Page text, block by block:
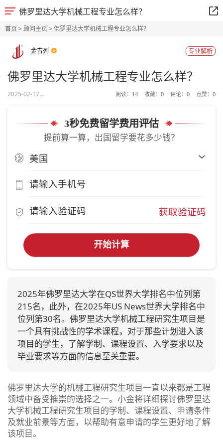
佛罗里达大学机械工程专业怎么样？
首页> 顾问主页> 佛罗里达大学机械工程专业怎么样？
金吉列 专业解析
佛罗里达大学机械工程专业怎么样？
2025-02-17... 阅读： 14 收藏： 0 评论： 0 点赞： 0
3秒免费留学费用评估
提前算一算，出国留学要花多少钱？
获取验证码
开始计算
‌2025年佛罗里达大学在QS世界大学排名中位列第
215名‌‌，此外，在2025年US News世界大学排名中
位列第30名‌。佛罗里达大学机械工程研究生项目是
一个具有挑战性的学术课程，对于那些计划进入该
项目的学生，了解学制、课程设置、入学要求以及
毕业要求等方面的信息至关重要。
佛罗里达大学的机械工程研究生项目一直以来都是工程
领域中备受推崇的选择之一。小金将详细探讨佛罗里达
大学机械工程研究生项目的学制、课程设置、申请条件
及就业前景等方面，以帮助有意申请的学生更好地了解
该项目。